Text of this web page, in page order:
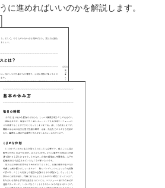
に進めればいいのかを解説します。